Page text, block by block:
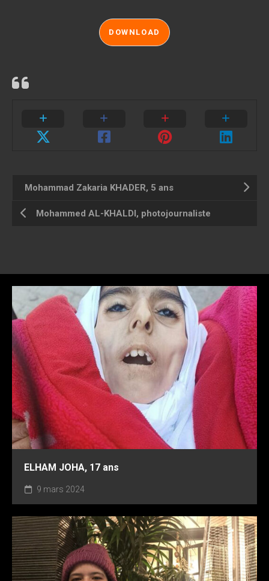
DOWNLOAD
Mohammad Zakaria KHADER, 5 ans
Mohammed AL-KHALDI, photojournaliste
ELHAM JOHA, 17 ans
9 mars 2024